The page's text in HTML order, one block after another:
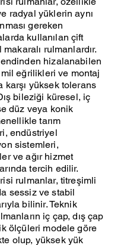
radyal yüklerin aynı
gereken
kullanılan çift
makaralı rulmanlardır.
hizalanabilen
mil eğrilikleri ve montaj
karşı yüksek tolerans
bileziği küresel, iç
düz veya konik
tarım
endüstriyel
sistemleri,
ve ağır hizmet
tercih edilir.
rulmanlar, titreşimli
sessiz ve stabil
bilinir. Teknik
iç çap, dış çap
ölçüleri modele göre
olup, yüksek yük